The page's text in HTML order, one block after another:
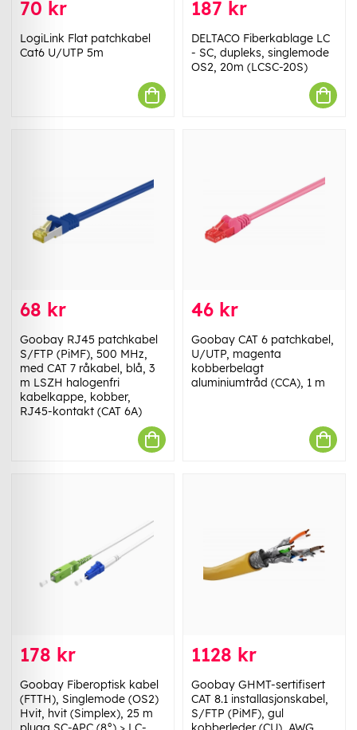
70 kr
LogiLink Flat patchkabel
Cat6 U/UTP 5m
187 kr
DELTACO Fiberkablage LC
- SC, dupleks, singlemode
OS2, 20m (LCSC-20S)
68 kr
Goobay RJ45 patchkabel
S/FTP (PiMF), 500 MHz,
med CAT 7 råkabel, blå, 3
m LSZH halogenfri
kabelkappe, kobber,
RJ45-kontakt (CAT 6A)
46 kr
Goobay CAT 6 patchkabel,
U/UTP, magenta
kobberbelagt
aluminiumtråd (CCA), 1 m
178 kr
Goobay Fiberoptisk kabel
(FTTH), Singlemode (OS2)
Hvit, hvit (Simplex), 25 m
1128 kr
Goobay GHMT-sertifisert
CAT 8.1 installasjonskabel,
S/FTP (PiMF), gul